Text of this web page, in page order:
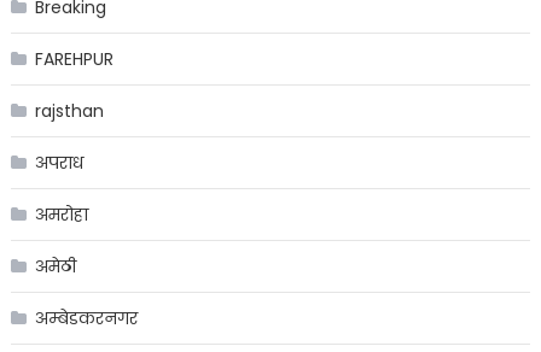
Breaking
FAREHPUR
rajsthan
अपराध
अमरोहा
अमेठी
अम्बेडकरनगर